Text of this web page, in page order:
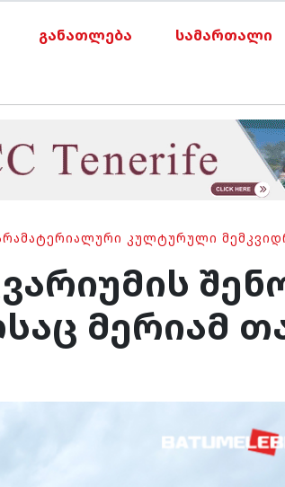
განათლება სამართალი
ᲙᲣᲚᲢᲣᲠᲣᲚᲘ
მერიამ